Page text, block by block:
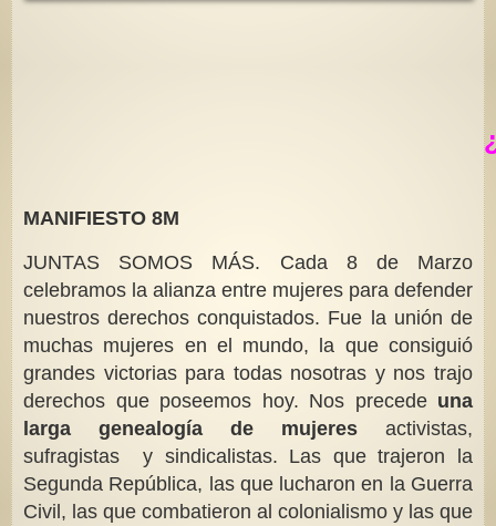
MANIFIESTO 8M
JUNTAS SOMOS MÁS. Cada 8 de Marzo
celebramos la alianza entre mujeres para defender
nuestros derechos conquistados. Fue la unión de
muchas mujeres en el mundo, la que consiguió
grandes victorias para todas nosotras y nos trajo
derechos que poseemos hoy. Nos precede una
larga genealogía de mujeres activistas,
sufragistas y sindicalistas. Las que trajeron la
Segunda República, las que lucharon en la Guerra
Civil, las que combatieron al colonialismo y las que